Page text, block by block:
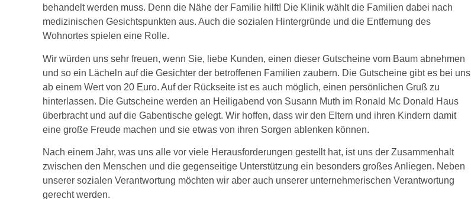
behandelt werden muss. Denn die Nähe der Familie hilft! Die Klinik wählt die Familien dabei nach
medizinischen Gesichtspunkten aus. Auch die sozialen Hintergründe und die Entfernung des
Wohnortes spielen eine Rolle.
Wir würden uns sehr freuen, wenn Sie, liebe Kunden, einen dieser Gutscheine vom Baum abnehmen
und so ein Lächeln auf die Gesichter der betroffenen Familien zaubern. Die Gutscheine gibt es bei uns
ab einem Wert von 20 Euro. Auf der Rückseite ist es auch möglich, einen persönlichen Gruß zu
hinterlassen. Die Gutscheine werden an Heiligabend von Susann Muth im Ronald Mc Donald Haus
überbracht und auf die Gabentische gelegt. Wir hoffen, dass wir den Eltern und ihren Kindern damit
eine große Freude machen und sie etwas von ihren Sorgen ablenken können.
Nach einem Jahr, was uns alle vor viele Herausforderungen gestellt hat, ist uns der Zusammenhalt
zwischen den Menschen und die gegenseitige Unterstützung ein besonders großes Anliegen. Neben
unserer sozialen Verantwortung möchten wir aber auch unserer unternehmerischen Verantwortung
gerecht werden.